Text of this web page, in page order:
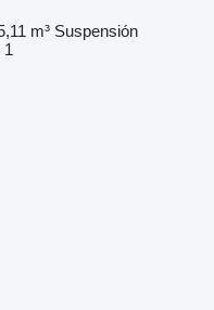
m³ Suspensión
1